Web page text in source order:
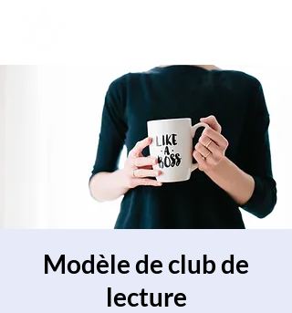
Modèle de club de
lecture